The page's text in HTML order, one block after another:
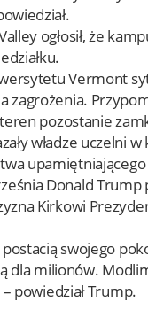
ogłosił, że
Vermont
zagrożenia.
pozostanie
władze uczelni
Donald Trump
Kirkowi
postacią swojego
dla milionów.
powiedział Trump.